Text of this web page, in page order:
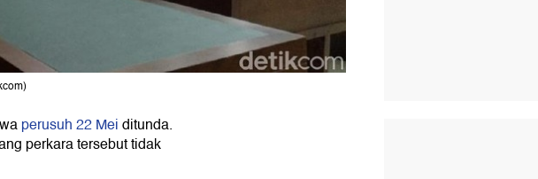
perusuh 22 Meiditunda.
perkara tersebut tidak